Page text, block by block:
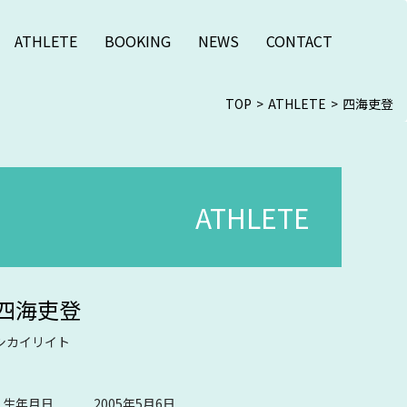
ATHLETE BOOKING NEWS CONTACT
TOP ATHLETE 四海吏登
ATHLETE
海吏登
カイリイト
生年月日 2005年5月6日